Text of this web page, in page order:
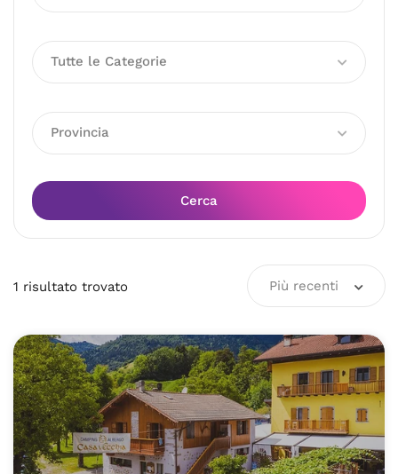
Tutte le Categorie
Provincia
Cerca
1 risultato trovato Più recenti